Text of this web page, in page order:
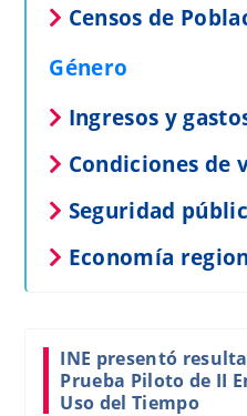
Censos de
Género
Ingresos y
Condiciones de
Seguridad
Economía
INE presentó
Prueba Piloto de II
Uso del Tiempo